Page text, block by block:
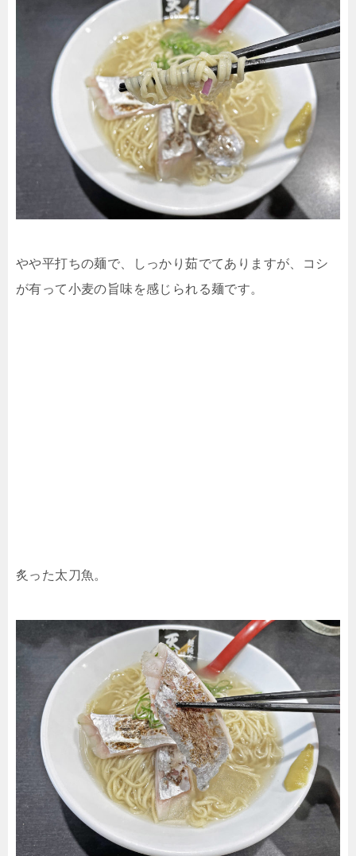
やや平打ちの麺で、しっかり茹でてありますが、コシ
が有って小麦の旨味を感じられる麺です。
炙った太刀魚。